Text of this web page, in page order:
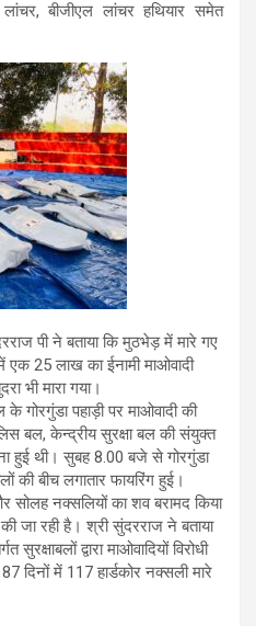
बीजीएल लांचर हथियार समेत
पी ने बताया कि मुठभेड़ में मारे गए
एक 25 लाख का ईनामी माओवादी
भी मारा गया।
गोरगुंडा पहाड़ी पर माओवादी की
बल, केन्द्रीय सुरक्षा बल की संयुक्त
हुई थी। सुबह 8.00 बजे से गोरगुंडा
की बीच लगातार फायरिंग हुई।
नक्सलियों का शव बरामद किया
जा रही है। श्री सुंदरराज ने बताया
द्वारा माओवादियों विरोधी
दिनों में 117 हार्डकोर नक्सली मारे